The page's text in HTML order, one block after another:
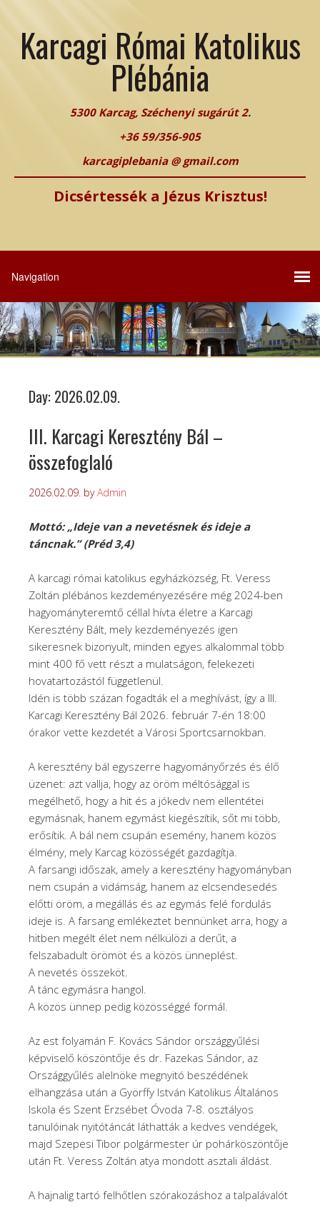
Karcagi Római Katolikus
Plébánia
5300 Karcag, Széchenyi sugárút 2.
+36 59/356-905
karcagiplebania @ gmail.com
Dicsértessék a Jézus Krisztus!
Day: 2026.02.09.
III. Karcagi Keresztény Bál –
összefoglaló
2026.02.09. byAdmin
Mottó: „Ideje van a nevetésnek és ideje a
táncnak.” (Préd 3,4)
A karcagi római katolikus egyházközség, Ft. Veress
Zoltán plébános kezdeményezésére még 2024-ben
hagyományteremtő céllal hívta életre a Karcagi
Keresztény Bált, mely kezdeményezés igen
sikeresnek bizonyult, minden egyes alkalommal több
mint 400 fő vett részt a mulatságon, felekezeti
hovatartozástól függetlenül.
Idén is több százan fogadták el a meghívást, így a III.
Karcagi Keresztény Bál 2026. február 7-én 18:00
órakor vette kezdetét a Városi Sportcsarnokban.
A keresztény bál egyszerre hagyományőrzés és élő
üzenet: azt vallja, hogy az öröm méltósággal is
megélhető, hogy a hit és a jókedv nem ellentétei
egymásnak, hanem egymást kiegészítik, sőt mi több,
erősítik. A bál nem csupán esemény, hanem közös
élmény, mely Karcag közösségét gazdagítja.
A farsangi időszak, amely a keresztény hagyományban
nem csupán a vidámság, hanem az elcsendesedés
előtti öröm, a megállás és az egymás felé fordulás
ideje is. A farsang emlékeztet bennünket arra, hogy a
hitben megélt élet nem nélkülözi a derűt, a
felszabadult örömöt és a közös ünneplést.
A nevetés összeköt.
A tánc egymásra hangol.
A közös ünnep pedig közösséggé formál.
Az est folyamán F. Kovács Sándor országgyűlési
képviselő köszöntője és dr. Fazekas Sándor, az
Országgyűlés alelnöke megnyitó beszédének
elhangzása után a Györffy István Katolikus Általános
Iskola és Szent Erzsébet Óvoda 7-8. osztályos
tanulóinak nyitótáncát láthatták a kedves vendégek,
majd Szepesi Tibor polgármester úr pohárköszöntője
után Ft. Veress Zoltán atya mondott asztali áldást.
A hajnalig tartó felhőtlen szórakozáshoz a talpalávalót